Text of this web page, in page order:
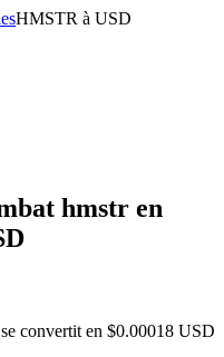
HMSTR à USD
hmstr en
convertit en $0.00018 USD